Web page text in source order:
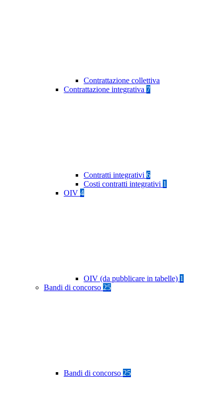
Contrattazione collettiva
Contrattazione integrativa 7
Contratti integrativi 6
Costi contratti integrativi 1
OIV 4
OIV (da pubblicare in tabelle) 1
Bandi di concorso 25
Bandi di concorso 25